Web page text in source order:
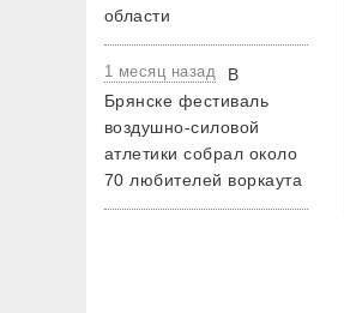
области
1 месяц назад
В
Брянске фестиваль
воздушно-силовой
атлетики собрал около
70 любителей воркаута